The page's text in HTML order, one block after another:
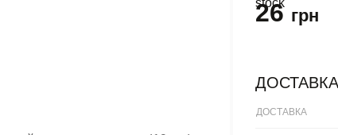
26 грн
ДОСТАВКА
ДОСТАВКА